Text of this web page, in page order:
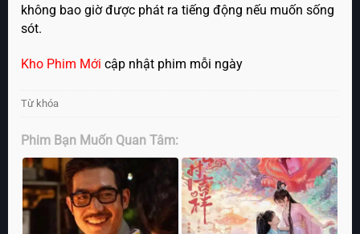
không bao giờ được phát ra tiếng động nếu muốn sống
sót.
Kho Phim Mới cập nhật phim mỗi ngày
Từ khóa
Phim Bạn Muốn Quan Tâm: